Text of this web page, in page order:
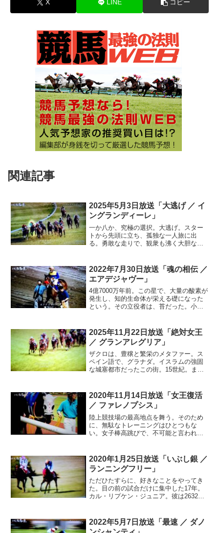
X LINE コピー
関連記事
2025年5月3日放送「大逃げ ／ イ
ングランディーレ」
一か八か、究極の選択。大逃げ。スター
トから先頭に立ち、孤独な一人旅に出
る。勇敢な走りで、観衆も沸く大胆な戦
馬は自由にしてはいけない。逃げられる
と、取り返しのつかないことになる…
2022年7月30日放送「魂の相伝 ／
エアデジャヴー」
4億7000万年前。この星で、大量の酸素が
発生し、知的生命体が栄える礎になった
という。その立役者は、苔だった。小さ
緑のじゅうたん。種が落ちれば、樹木を
育む土台となる。苔こそ、母なる大地そ
のものだ。神秘な営みに、ロマンが宿
る…
2025年11月22日放送「絶対女王
／ グランアレグリア」
ザクロは、豊穣と繁栄のメタファー。ス
ペイン語で、グラナダ。イスラムの強固
な城塞都市だったこの街。15世紀。まる
だ国土回復運動。レコンキスタに、終止
符は打たれた。女王はスペイン建国の母
とも呼ばれ、コロンブスの新大陸への航
海を支援。黄金時代への扉を開けた。地
球を大きく動かす。絶大な力を持って…
2020年11月14日放送「女王復活
／ ファレノプシス」
陸上競技場の最高地点を舞う。そのため
に、無駄なトレーニングはひとつもな
い。女子棒高跳びで、不可能と言われ
した。だが、まさかの敗退 。打ちひしが
れた女王は、復活を誓う。世界チャンピ
オンに返り咲いたのは、母国で行われた
世界陸上。再び鳥になった彼女の眼に
は、どんな景色が映ったのだろうか…
2020年1月25日放送「いぶし銀 ／
ランニングフリー」
ただひたすらに、好きなことをやってき
た。目の前の試合だけに集中した17年。
カル・リプケン・ジュニア。彼は2632試
れなくなった時代に、彼の記録は、大切
なことを教えてくれた。いぶし銀。その
2022年5月7日放送「最速 ／ ダノ